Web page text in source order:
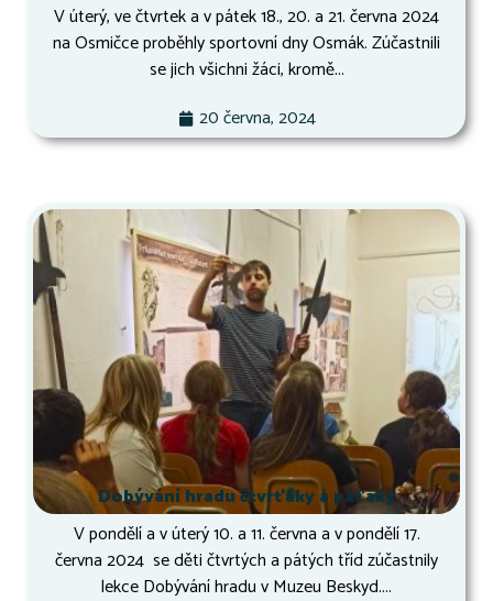
V úterý, ve čtvrtek a v pátek 18., 20. a 21. června 2024
na Osmičce proběhly sportovní dny Osmák. Zúčastnili
se jich všichni žáci, kromě...
20 června, 2024
Dobývání hradu čtvrťáky a páťáky
V pondělí a v úterý 10. a 11. června a v pondělí 17.
června 2024 se děti čtvrtých a pátých tříd zúčastnily
lekce Dobývání hradu v Muzeu Beskyd....